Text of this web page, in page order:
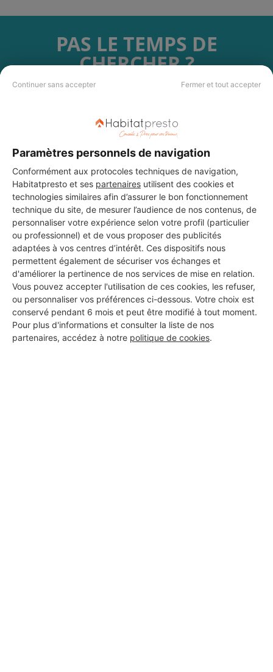
Continuer sans accepter Fermer et tout accepter
Paramètres personnels de navigation
Conformément aux protocoles techniques de navigation,
Habitatpresto et ses partenaires utilisent des cookies et
technologies similaires afin d’assurer le bon fonctionnement
technique du site, de mesurer l’audience de nos contenus, de
personnaliser votre expérience selon votre profil (particulier
ou professionnel) et de vous proposer des publicités
adaptées à vos centres d’intérêt. Ces dispositifs nous
permettent également de sécuriser vos échanges et
d'améliorer la pertinence de nos services de mise en relation.
Vous pouvez accepter l'utilisation de ces cookies, les refuser,
ou personnaliser vos préférences ci-dessous. Votre choix est
conservé pendant 6 mois et peut être modifié à tout moment.
Pour plus d'informations et consulter la liste de nos
partenaires, accédez à notre politique de cookies.
PAS LE TEMPS DE
CHERCHER ?
professionnels partout en France.
DEMANDER UN DEVIS
Les 1 autres Carreleurs pour
vos travaux à Tavernes
TAVERNES CONSTRUCTIONS